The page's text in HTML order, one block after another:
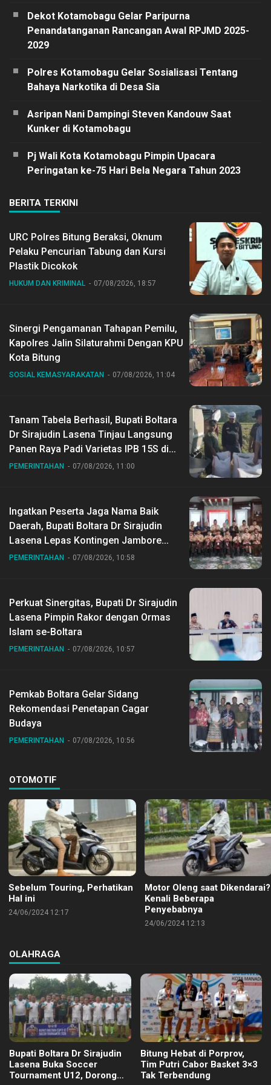
Dekot Kotamobagu Gelar Paripurna
Penandatanganan Rancangan Awal RPJMD 2025-
2029
Polres Kotamobagu Gelar Sosialisasi Tentang
Bahaya Narkotika di Desa Sia
Asripan Nani Dampingi Steven Kandouw Saat
Kunker di Kotamobagu
Pj Wali Kota Kotamobagu Pimpin Upacara
Peringatan ke-75 Hari Bela Negara Tahun 2023
BERITA TERKINI
URC Polres Bitung Beraksi, Oknum
Pelaku Pencurian Tabung dan Kursi
Plastik Dicokok
HUKUM DAN KRIMINAL 07/08/2026, 18:57
Sinergi Pengamanan Tahapan Pemilu,
Kapolres Jalin Silaturahmi Dengan KPU
Kota Bitung
SOSIAL KEMASYARAKATAN 07/08/2026, 11:04
Tanam Tabela Berhasil, Bupati Boltara
Dr Sirajudin Lasena Tinjau Langsung
Panen Raya Padi Varietas IPB 15S di
Desa Gihang
PEMERINTAHAN 07/08/2026, 11:00
Ingatkan Peserta Jaga Nama Baik
Daerah, Bupati Boltara Dr Sirajudin
Lasena Lepas Kontingen Jambore
Nasional ke XII di Buperta Cibubur
PEMERINTAHAN 07/08/2026, 10:58
Perkuat Sinergitas, Bupati Dr Sirajudin
Lasena Pimpin Rakor dengan Ormas
Islam se-Boltara
PEMERINTAHAN 07/08/2026, 10:57
Pemkab Boltara Gelar Sidang
Rekomendasi Penetapan Cagar
Budaya
PEMERINTAHAN 07/08/2026, 10:56
OTOMOTIF
Sebelum Touring, Perhatikan
Hal ini
24/06/2024 12:17
Motor Oleng saat Dikendarai?
Kenali Beberapa
Penyebabnya
24/06/2024 12:13
OLAHRAGA
Bupati Boltara Dr Sirajudin
Lasena Buka Soccer
Tournament U12, Dorong
Bitung Hebat di Porprov,
Tim Putri Cabor Basket 3×3
Tak Terbendung